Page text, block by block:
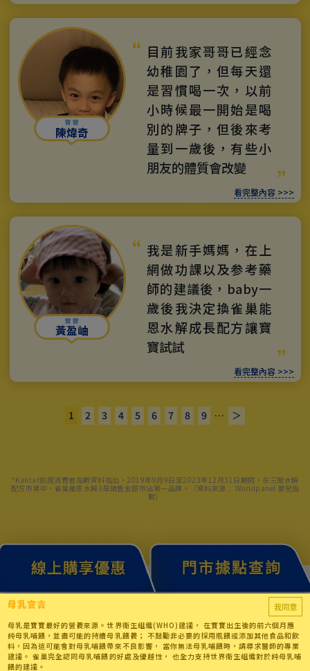
陳煒奇
目前我家哥哥已經念
幼稚園了，但每天還
是習慣喝一次，以前
小時候最一開始是喝
別的牌子，但後來考
量到一歲後，有些小
朋友的體質會改變
看完整內容 >>>
黃盈岫
我是新手媽媽，在上
網做功課以及参考藥
師的建議後，baby一
歲後我決定換雀巢能
恩水解成長配方讓寶
寶試試
看完整內容 >>>
1 2 3 4 5 6 7 8 9 … ＞
*Kantar凱度消費者指數資料指出，2019年9月9日至2023年12月31日期間，在三階水解
配方市場中，雀巢能恩水解3是銷售金額市佔第一品牌。（資料來源： Worldpanel 嬰兒指
數）
母乳是寶寶最好的營養來源。世界衛生組織(WHO)建議， 在寶寶出生後的前六個月應
純母乳哺餵，並盡可能的持續母乳餵養； 不鼓勵非必要的採用瓶餵或添加其他食品和飲
料，因為這可能會對母乳哺餵帶來不良影響， 當你無法母乳哺餵時，請尋求醫師的專業
建議。 雀巢完全認同母乳哺餵的好處及優越性， 也全力支持世界衛生組織對於純母乳哺
餵的建議。
我同意